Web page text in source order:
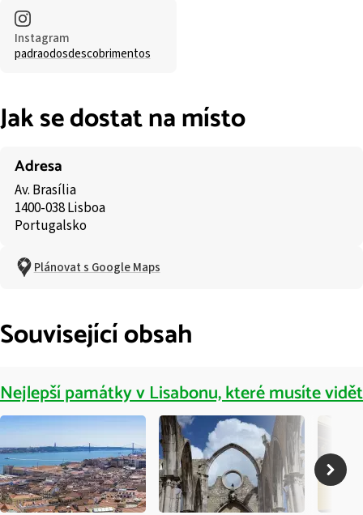
Instagram
padraodosdescobrimentos
Jak se dostat na místo
Adresa
Av. Brasília
1400-038 Lisboa
Portugalsko
Plánovat s Google Maps
Související obsah
Nejlepší památky v Lisabonu, které musíte vidět